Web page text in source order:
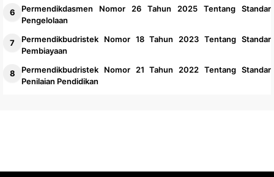
Permendikdasmen Nomor 26 Tahun 2025 Tentang Standar
Pengelolaan
Permendikbudristek Nomor 18 Tahun 2023 Tentang Standar
Pembiayaan
Permendikbudristek Nomor 21 Tahun 2022 Tentang Standar
Penilaian Pendidikan